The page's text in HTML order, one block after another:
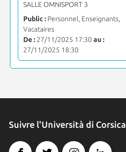
SALLE OMNISPORT 3
Public :Personnel, Enseignants,
Vacataires
De :27/11/2025 17:30 au :
27/11/2025 18:30
Suivre l'Università di Corsica